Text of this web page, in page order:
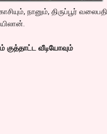
நானும், திருப்பூர்
குத்தாட்ட வீடியோவும்